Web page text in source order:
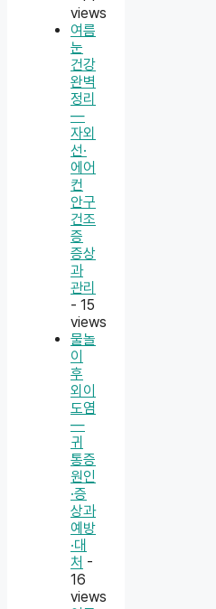
views
여름
눈
건강
완벽
정리
—
자외
선·
에어
컨
안구
건조
증
증상
과
관리
- 15
views
물놀
이
후
외이
도염
—
귀
통증
원인
·증
상과
예방
·대
처 -
16
views